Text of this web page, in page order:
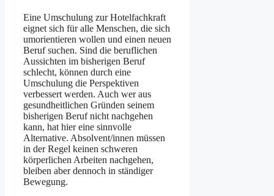
Eine Umschulung zur Hotelfachkraft
eignet sich für alle Menschen, die sich
umorientieren wollen und einen neuen
Beruf suchen. Sind die beruflichen
Aussichten im bisherigen Beruf
schlecht, können durch eine
Umschulung die Perspektiven
verbessert werden. Auch wer aus
gesundheitlichen Gründen seinem
bisherigen Beruf nicht nachgehen
kann, hat hier eine sinnvolle
Alternative. Absolvent/innen müssen
in der Regel keinen schweren
körperlichen Arbeiten nachgehen,
bleiben aber dennoch in ständiger
Bewegung.